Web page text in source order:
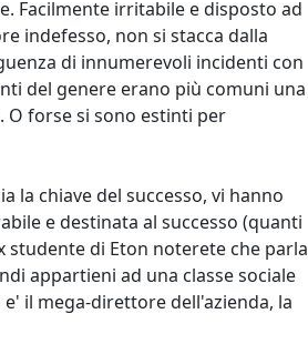
Facilmente irritabile e disposto ad
indefesso, non si stacca dalla
di innumerevoli incidenti con
del genere erano più comuni una
forse si sono estinti per
la chiave del successo, vi hanno
e destinata al successo (quanti
studente di Eton noterete che parla
appartieni ad una classe sociale
il mega-direttore dell'azienda, la